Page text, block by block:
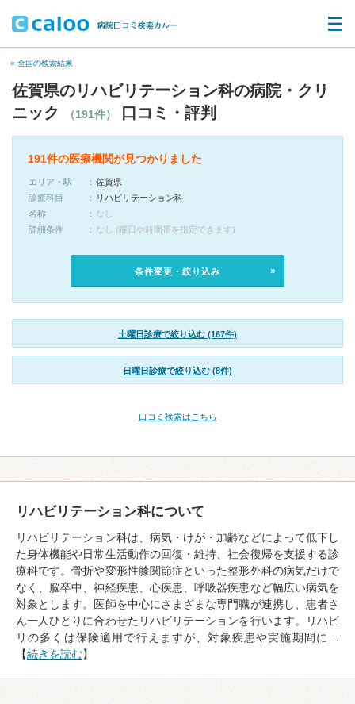
« 全国の検索結果
佐賀県のリハビリテーション科の病院・クリ
ニック
（191件） 口コミ・評判
191件の医療機関が見つかりました
エリア・駅
佐賀県
診療科目
リハビリテーション科
名称
なし
詳細条件
なし (曜日や時間帯を指定できます)
条件変更・絞り込み
土曜日診療で絞り込む (167件)
日曜日診療で絞り込む (8件)
口コミ検索はこちら
リハビリテーション科について
リハビリテーション科は、病気・けが・加齢などによって低下し
た身体機能や日常生活動作の回復・維持、社会復帰を支援する診
療科です。骨折や変形性膝関節症といった整形外科の病気だけで
なく、脳卒中、神経疾患、心疾患、呼吸器疾患など幅広い病気を
対象とします。医師を中心にさまざまな専門職が連携し、患者さ
ん一人ひとりに合わせたリハビリテーションを行います。リハビ
リの多くは保険適用で行えますが、対象疾患や実施期間に…
【続きを読む】